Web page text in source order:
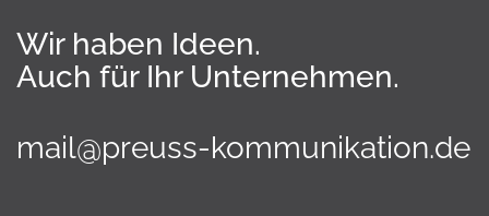
Wir haben Ideen.
Auch für Ihr Unternehmen.
mail@preuss-kommunikation.de